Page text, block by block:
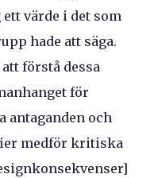
värde i det som
hade att säga.
förstå dessa
för
antaganden och
medför kritiska